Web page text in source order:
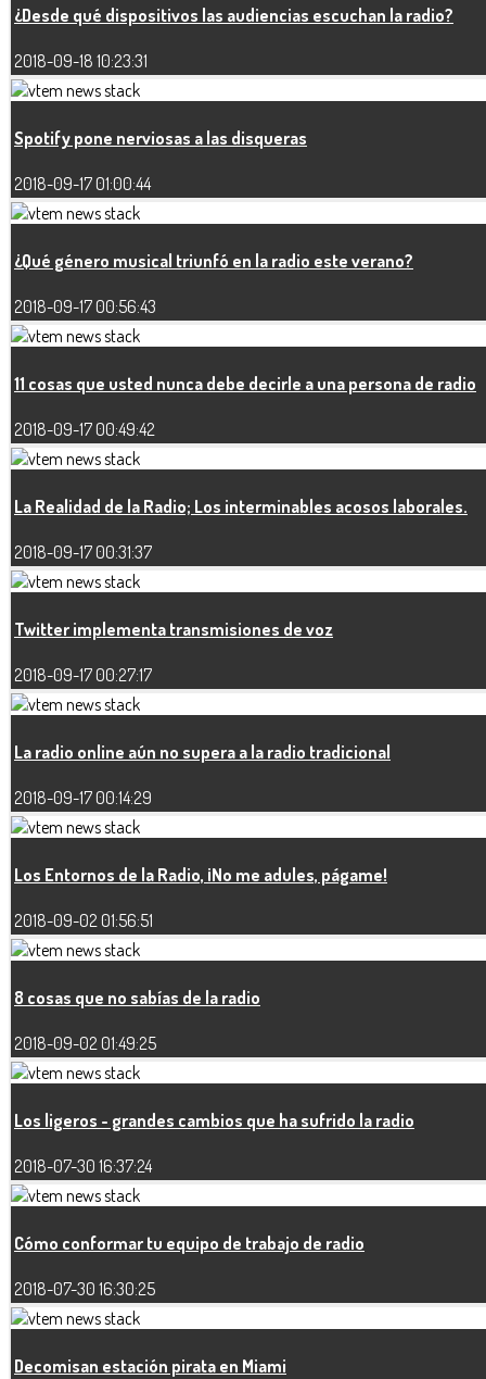
¿Desde qué dispositivos las audiencias escuchan la radio?
2018-09-18 10:23:31
Spotify pone nerviosas a las disqueras
2018-09-17 01:00:44
¿Qué género musical triunfó en la radio este verano?
2018-09-17 00:56:43
11 cosas que usted nunca debe decirle a una persona de radio
2018-09-17 00:49:42
La Realidad de la Radio; Los interminables acosos laborales.
2018-09-17 00:31:37
Twitter implementa transmisiones de voz
2018-09-17 00:27:17
La radio online aún no supera a la radio tradicional
2018-09-17 00:14:29
Los Entornos de la Radio, ¡No me adules, págame!
2018-09-02 01:56:51
8 cosas que no sabías de la radio
2018-09-02 01:49:25
Los ligeros - grandes cambios que ha sufrido la radio
2018-07-30 16:37:24
Cómo conformar tu equipo de trabajo de radio
2018-07-30 16:30:25
Decomisan estación pirata en Miami